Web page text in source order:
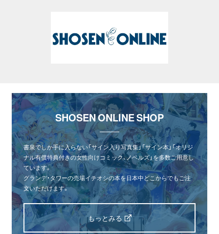
SHOSEN ONLINE SHOP
書泉でしか手に入らない「サイン入り写真集」「サイン本」「オリジ
ナル有償特典付きの女性向けコミック、ノベルズ」を多数ご用意し
ています。
グランデ・タワーの売場イチオシの本を日本中どこからでもご注
文いただけます。
もっとみる